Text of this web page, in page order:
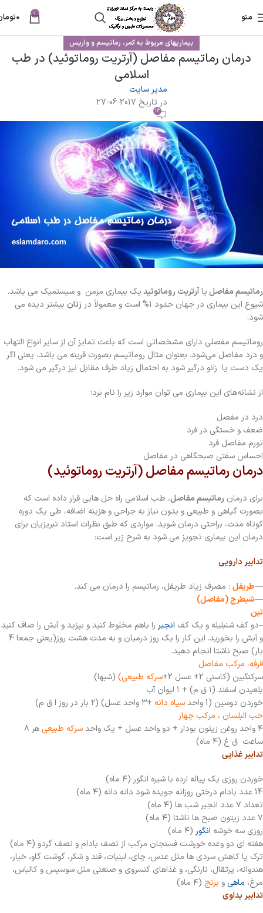
منو 0
0
بیماریهای مربوط به کمر، رماتیسم و واریس
درمان رماتیسم مفاصل (آرتریت روماتوئید) در طب
اسلامی
مدیر سایت
در تاریخ 2017-06-27
16
رماتیسم مفاصلیاآرتریت روماتوئیدیک بیماری مزمن و سیستمیک می باشد.
شیوع این بیماری در جهان حدود 1% است و معمولاً در
زنان بیشتر دیده می
شود.
روماتیسم مفصلی دارای مشخصاتی است که باعث تمایز آن از سایر انواع التهاب
و درد مفاصل می‌شود. بعنوان مثال روماتیسم بصورت قرینه می باشد، یعنی اگر
یک دست یا زانو درگیر شود به احتمال زیاد طرف مقابل نیز درگیر می شود.
از نشانه‌های این بیماری می توان موارد زیر را نام برد:
درد در مفصل
ضعف و خستگی در فرد
تورم مفاصل فرد
احساس سفتی صبحگاهی در مفاصل
درمان رماتیسم مفاصل (آرتریت روماتوئید)
برای درمان رماتیسم مفاصل، طب اسلامی راه حل هایی قرار داده است که
بصورت گیاهی و طبیعی و بدون نیاز به جراحی و هزینه اضافه، طی یک دوره
کوتاه مدت، براحتی درمان شوید. مواردی که طبق نظرات استاد تبریزیان برای
درمان این بیماری تجویز می شود به شرح زیر است:
تدابیر دارویی
—طریفل : مصرف زیاد طریفل، رماتیسم را درمان می کند.
—شیطرج (مفاصل)
تین
–دو کف شنبلیله و یک کف انجیر را باهم مخلوط کنید و بپزید و آبش را صاف کنید
و آبش را بخورید. این کار را یک روز درمیان و به مدت هشت روز(یعنی جمعا 4
بار) صبح ناشتا انجام دهید.
قرفه، مرکب مفاصل
سرکنگبین (کاسنی 2+ عسل 2+
سرکه طبیعی) (شبها)
بلعیدن اسفند (۱ ق م) + ۱ لیوان آب
خوردن دوسین (1 واحد
سیاه دانه +۳ واحد عسل) (۲ بار در روز ا ق م)
حب البلسان ، مرکب چهار
۴ واحد روغن زیتون بودار + دو واحد عسل + یک واحد
سرکه طبیعی
هر ۸
ساعت ق غ (۴ ماه)
تدابیر غذایی
خوردن روزی یک پیاله ارده با شیره انگور (۴ ماه)
14 عدد بادام درختی روزانه جویده شود دانه دانه (۴ ماه)
تعداد ۷ عدد انجیر شب ها (۴ ماه)
۷ عدد زیتون صبح ها ناشتا (۴ ماه)
روزی سه خوشه انگور (۴ ماه)
هفته ای دو وعده خورشت فسنجان مرکب از نصف بادام و نصف گردو (۴ ماه)
ترک یا کاهش سردی ها مثل عدس، چای، لبنیات، قند و شکر، گوشت گاو، خیار،
هندوانه، پرتقال، نارنگی، و غذاهای کنسروی و صنعتی مثل سوسیس و کالباس،
مرغ، ماهی و برنج (۴ ماه)
تدابیر یداوی